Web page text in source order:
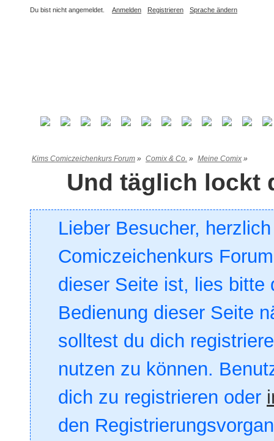
Du bist nicht angemeldet. Anmelden Registrieren Sprache ändern
Kims Comiczeichenkurs Forum » Comix & Co. » Meine Comix »
Und täglich lockt
Lieber Besucher,
Comiczeichenkurs
dieser Seite ist, lies bitte
Bedienung dieser Seite
solltest du dich
nutzen zu können.
dich zu registrieren oder
den